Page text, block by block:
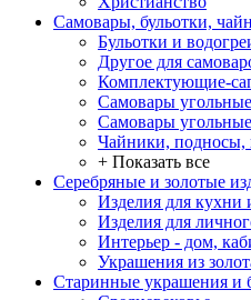
Самовары, бульотки,
Бульотки и
Другое для
Комплектующие-
Самовары
Самовары
Чайники, подносы,
+ Показать все
Серебряные и золотые
Изделия для кухни
Изделия для
Интерьер - дом,
Украшения из
Старинные украшения и